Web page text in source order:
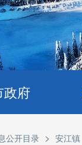
政府
公开目录 > 安江镇